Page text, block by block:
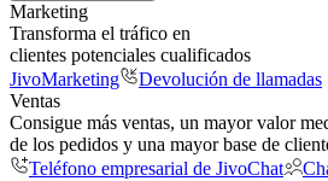
Marketing
Transforma el tráfico en
clientes potenciales cualificados
JivoMarketing
Devolución de llamadas
Ventas
Consigue más ventas, un mayor valor
de los pedidos y una mayor base de
Teléfono empresarial de JivoChat